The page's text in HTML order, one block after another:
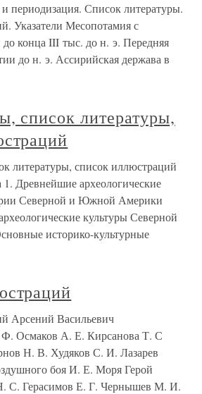
периодизация. Список литературы.
Указатели Месопотамия с
конца III тыс. до н. э. Передняя
до н. э. Ассирийская держава в
список литературы,
литературы, список иллюстраций
Древнейшие археологические
Северной и Южной Америки
культуры Северной
историко-культурные
Арсений Васильевич
А. Е. Кирсанова Т. С
Н. В. Худяков С. И. Лазарев
боя И. Е. Моря Герой
С. Герасимов Е. Г. Чернышев М. И.